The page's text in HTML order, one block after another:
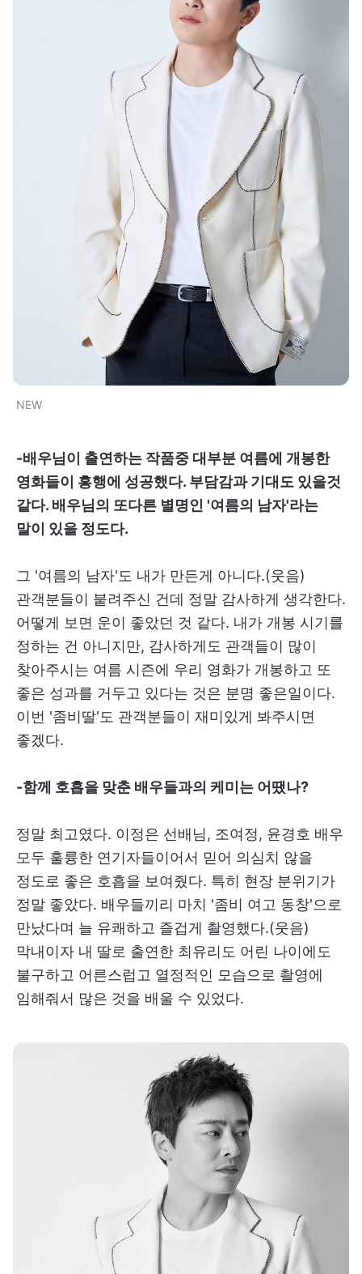
NEW
-배우님이 출연하는 작품중 대부분 여름에 개봉한
영화들이 흥행에 성공했다. 부담감과 기대도 있을것
같다. 배우님의 또다른 별명인 '여름의 남자'라는
말이 있을 정도다.
그 '여름의 남자'도 내가 만든게 아니다.(웃음)
관객분들이 붙려주신 건데 정말 감사하게 생각한다.
어떻게 보면 운이 좋았던 것 같다. 내가 개봉 시기를
정하는 건 아니지만, 감사하게도 관객들이 많이
찾아주시는 여름 시즌에 우리 영화가 개봉하고 또
좋은 성과를 거두고 있다는 것은 분명 좋은일이다.
이번 '좀비딸'도 관객분들이 재미있게 봐주시면
좋겠다.
-함께 호흡을 맞춘 배우들과의 케미는 어땠나?
정말 최고였다. 이정은 선배님, 조여정, 윤경호 배우
모두 훌륭한 연기자들이어서 믿어 의심치 않을
정도로 좋은 호흡을 보여줬다. 특히 현장 분위기가
정말 좋았다. 배우들끼리 마치 '좀비 여고 동창'으로
만났다며 늘 유쾌하고 즐겁게 촬영했다.(웃음)
막내이자 내 딸로 출연한 최유리도 어린 나이에도
불구하고 어른스럽고 열정적인 모습으로 촬영에
임해줘서 많은 것을 배울 수 있었다.